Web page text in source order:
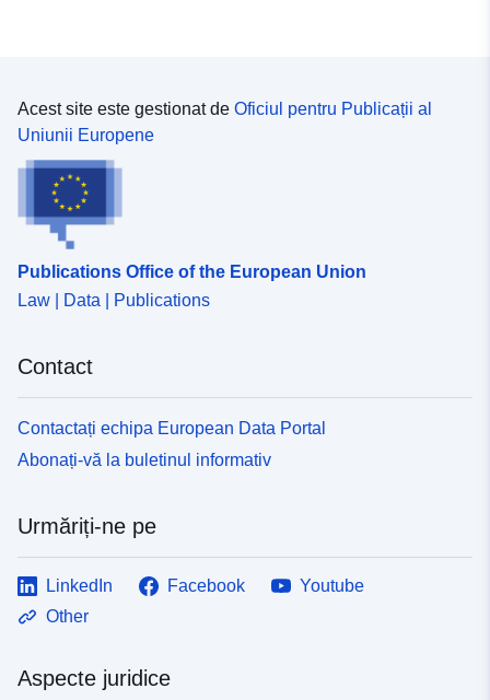
Acest site este gestionat de Oficiul pentru Publicații al
Uniunii Europene
Publications Office of the European Union
Law | Data | Publications
Contact
Contactați echipa European Data Portal
Abonați-vă la buletinul informativ
Urmăriți-ne pe
LinkedIn Facebook
Youtube
Other
Aspecte juridice